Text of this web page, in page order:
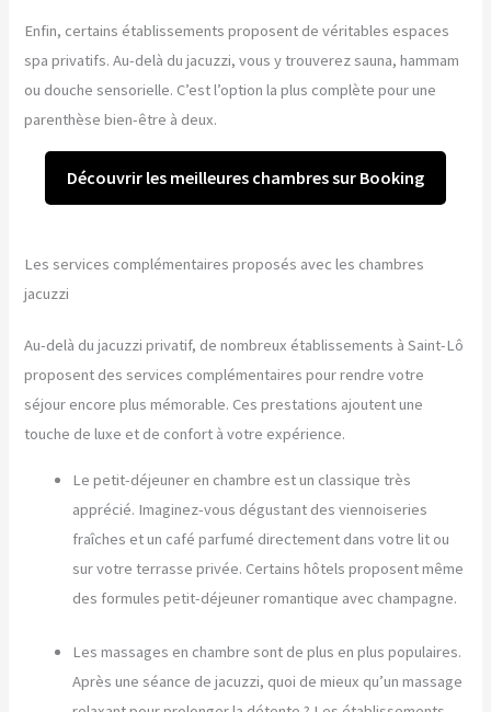
Enfin, certains établissements proposent de véritables espaces
spa privatifs. Au-delà du jacuzzi, vous y trouverez sauna, hammam
ou douche sensorielle. C’est l’option la plus complète pour une
parenthèse bien-être à deux.
Découvrir les meilleures chambres sur Booking
Les services complémentaires proposés avec les chambres
jacuzzi
Au-delà du jacuzzi privatif, de nombreux établissements à Saint-Lô
proposent des services complémentaires pour rendre votre
séjour encore plus mémorable. Ces prestations ajoutent une
touche de luxe et de confort à votre expérience.
Le petit-déjeuner en chambre est un classique très
apprécié. Imaginez-vous dégustant des viennoiseries
fraîches et un café parfumé directement dans votre lit ou
sur votre terrasse privée. Certains hôtels proposent même
des formules petit-déjeuner romantique avec champagne.
Les massages en chambre sont de plus en plus populaires.
Après une séance de jacuzzi, quoi de mieux qu’un massage